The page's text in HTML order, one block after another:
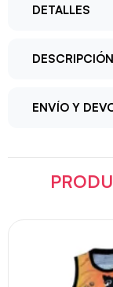
DETALLES
DESCRIPCIÓN
ENVÍO Y